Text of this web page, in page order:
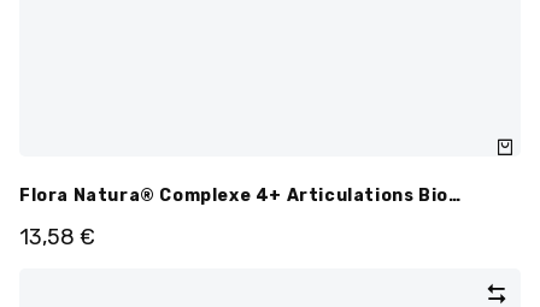
Flora Natura® Complexe 4+ Articulations Bio
Ampoules
13,58 €